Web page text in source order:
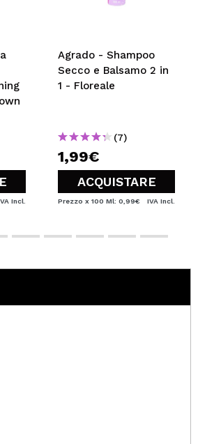
Incl.
Agrado - Shampoo
Secco e Balsamo 2 in
1 - Floreale
(7)
1,99€
ACQUISTARE
Prezzo x 100 Ml: 0,99€ IVA Incl.